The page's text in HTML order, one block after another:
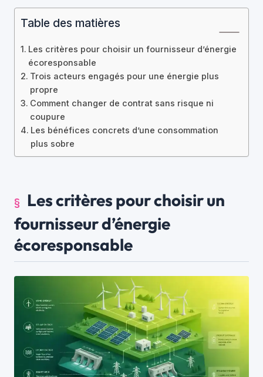
Table des matières
Les critères pour choisir un fournisseur d’énergie
écoresponsable
Trois acteurs engagés pour une énergie plus
propre
Comment changer de contrat sans risque ni
coupure
Les bénéfices concrets d’une consommation
plus sobre
Les critères pour choisir un
fournisseur d’énergie
écoresponsable